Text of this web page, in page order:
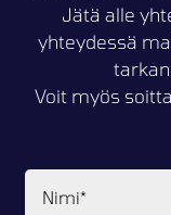
Jätä alle
yhteydessä
Voit myös